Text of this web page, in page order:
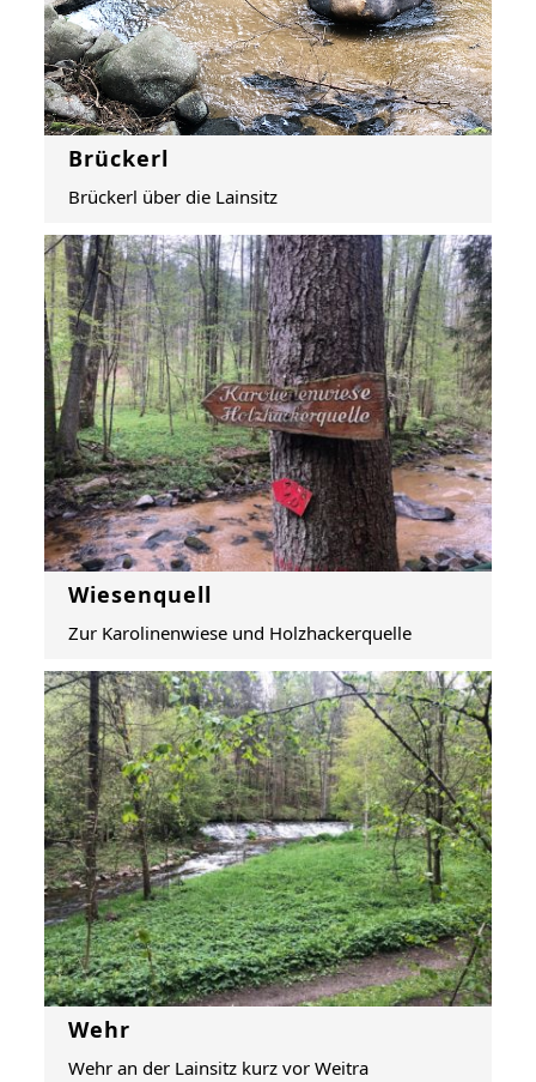
Brückerl
Brückerl über die Lainsitz
Wiesenquell
Zur Karolinenwiese und Holzhackerquelle
Wehr
Wehr an der Lainsitz kurz vor Weitra